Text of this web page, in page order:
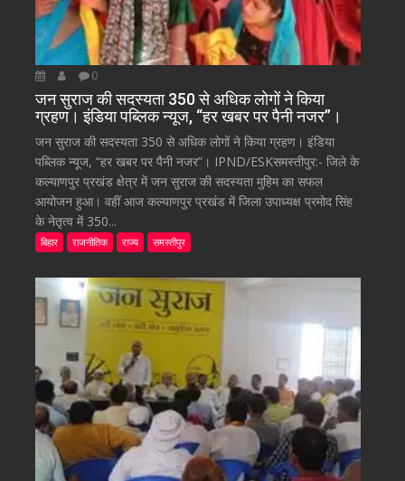
0
जन सुराज की सदस्यता 350 से अधिक लोगों ने किया
ग्रहण। इंडिया पब्लिक न्यूज, “हर खबर पर पैनी नजर”।
जन सुराज की सदस्यता 350 से अधिक लोगों ने किया ग्रहण। इंडिया
पब्लिक न्यूज, “हर खबर पर पैनी नजर”। IPND/ESKसमस्तीपुर:- जिले के
कल्याणपुर प्रखंड क्षेत्र में जन सुराज की सदस्यता मुहिम का सफल
आयोजन हुआ। वहीं आज कल्याणपुर प्रखंड में जिला उपाध्यक्ष प्रमोद सिंह
के नेतृत्व में 350...
बिहार राजनीतिक राज्य समस्तीपुर